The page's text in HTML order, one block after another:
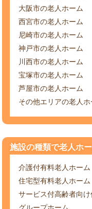
大阪市の老人ホーム
西宮市の老人ホーム
尼崎市の老人ホーム
神戸市の老人ホーム
川西市の老人ホーム
宝塚市の老人ホーム
芦屋市の老人ホーム
その他エリアの老人ホ
施設の種類で老人ホ
介護付有料老人ホーム
住宅型有料老人ホーム
サービス付高齢者向け